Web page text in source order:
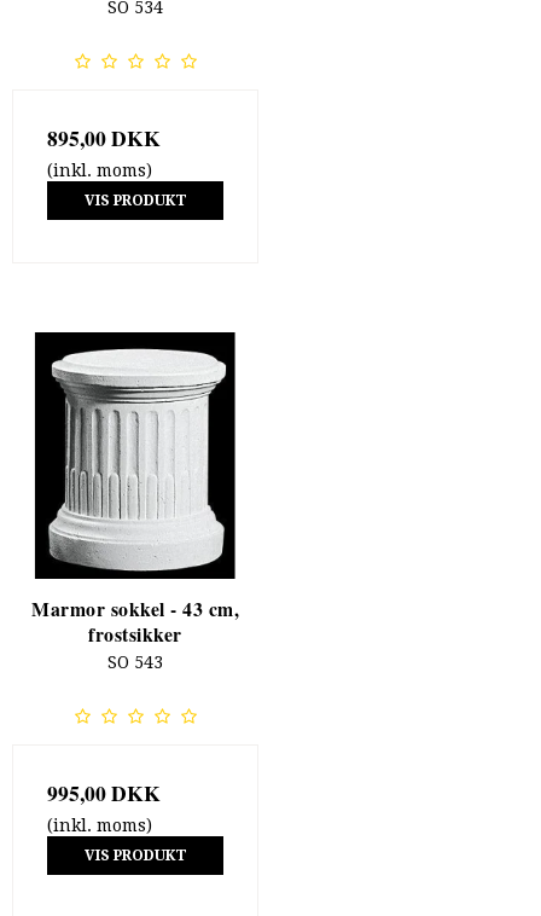
SO 534
895,00 DKK
(inkl. moms)
VIS PRODUKT
Marmor sokkel - 43 cm,
frostsikker
SO 543
995,00 DKK
(inkl. moms)
VIS PRODUKT